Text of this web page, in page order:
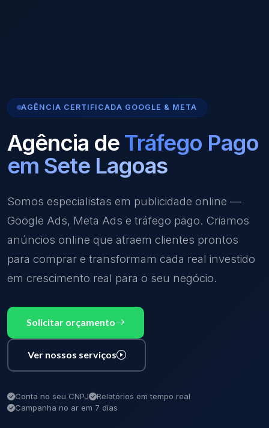
AGÊNCIA CERTIFICADA GOOGLE & META
Agência de Tráfego Pago
em Sete Lagoas
Somos especialistas em publicidade online —
Google Ads, Meta Ads e tráfego pago. Criamos
anúncios online que atraem clientes prontos
para comprar e transformam cada real investido
em crescimento real para o seu negócio.
Solicitar orçamento
Ver nossos serviços
Conta no seu CNPJ
Relatórios em tempo real
Campanha no ar em 7 dias